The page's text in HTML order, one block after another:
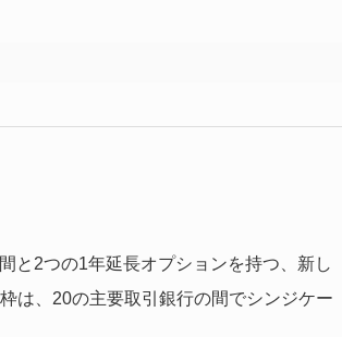
と2つの1年延長オプションを持つ、新し
は、20の主要取引銀行の間でシンジケー